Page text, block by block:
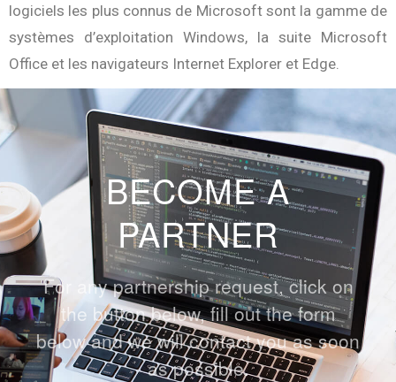
logiciels les plus connus de Microsoft sont la gamme de
systèmes d’exploitation Windows, la suite Microsoft
Office et les navigateurs Internet Explorer et Edge.
BECOME A
PARTNER
For any partnership request, click on
the button below, fill out the form
below and we will contact you as soon
as possible.